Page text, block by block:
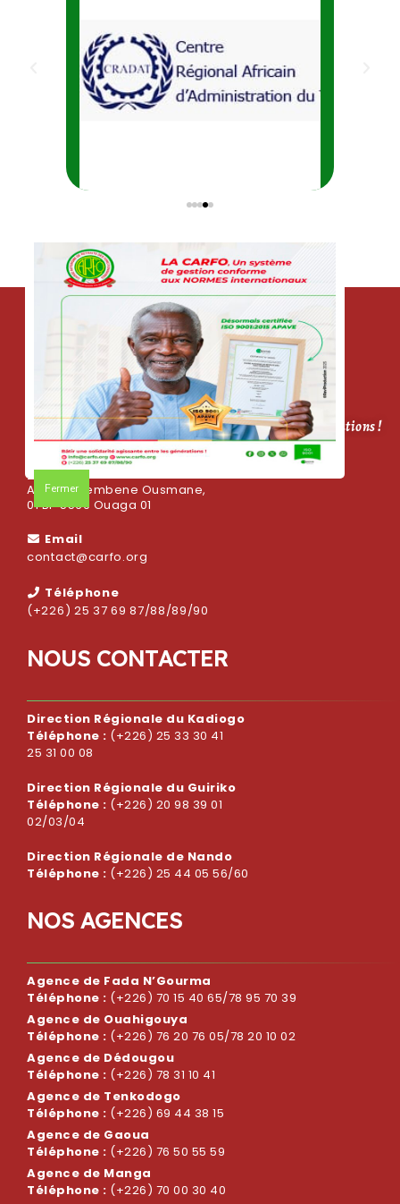
Fermer
CARFO, bâtir une solidarité agissante entre les générations !
Adresse
Avenue Sembene Ousmane,
01 BP 5569 Ouaga 01
Email
contact@carfo.org
Téléphone
(+226) 25 37 69 87/88/89/90
NOUS CONTACTER
Direction Régionale du Kadiogo
Téléphone : (+226) 25 33 30 41
25 31 00 08
Direction Régionale du Guiriko
Téléphone : (+226) 20 98 39 01
02/03/04
Direction Régionale de Nando
Téléphone : (+226) 25 44 05 56/60
NOS AGENCES
Agence de Fada N’Gourma
Téléphone : (+226) 70 15 40 65/78 95 70 39
Agence de Ouahigouya
Téléphone : (+226) 76 20 76 05/78 20 10 02
Agence de Dédougou
Téléphone : (+226) 78 31 10 41
Agence de Tenkodogo
Téléphone : (+226) 69 44 38 15
Agence de Gaoua
Téléphone : (+226) 76 50 55 59
Agence de Manga
Téléphone : (+226) 70 00 30 40